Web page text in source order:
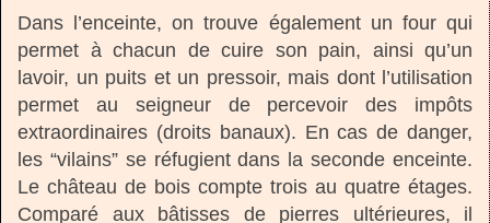
Dans l’enceinte, on trouve également un four qui
permet à chacun de cuire son pain, ainsi qu’un
lavoir, un puits et un pressoir, mais dont l’utilisation
permet au seigneur de percevoir des impôts
extraordinaires (droits banaux). En cas de danger,
les “vilains” se réfugient dans la seconde enceinte.
Le château de bois compte trois au quatre étages.
Comparé aux bâtisses de pierres ultérieures, il